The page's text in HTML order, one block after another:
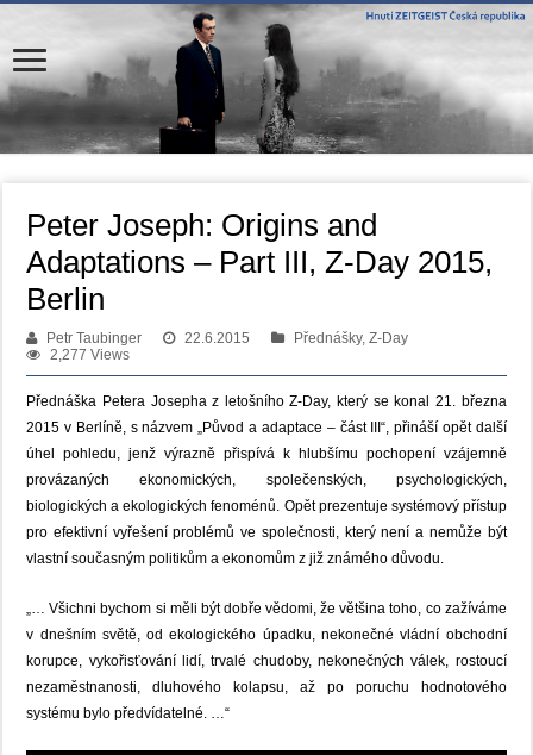
Peter Joseph: Origins and
Adaptations – Part III, Z-Day 2015,
Berlin
Petr Taubinger 22.6.2015
Přednášky, Z-Day
2,277 Views
Přednáška Petera Josepha z letošního Z-Day, který se konal 21. března
2015 v Berlíně, s názvem „Původ a adaptace – část III“, přináší opět další
úhel pohledu, jenž výrazně přispívá k hlubšímu pochopení vzájemně
provázaných ekonomických, společenských, psychologických,
biologických a ekologických fenoménů. Opět prezentuje systémový přístup
pro efektivní vyřešení problémů ve společnosti, který není a nemůže být
vlastní současným politikům a ekonomům z již známého důvodu.
„… Všichni bychom si měli být dobře vědomi, že většina toho, co zažíváme
v dnešním světě, od ekologického úpadku, nekonečné vládní obchodní
korupce, vykořisťování lidí, trvalé chudoby, nekonečných válek, rostoucí
nezaměstnanosti, dluhového kolapsu, až po poruchu hodnotového
systému bylo předvídatelné. …“